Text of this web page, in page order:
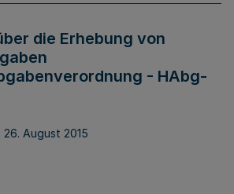
die Erhebung von
- HAbg-
26. August 2015